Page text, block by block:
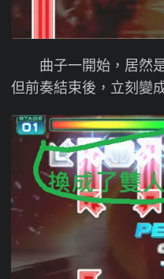
曲子一開始，居然是
但前奏結束後，立刻變